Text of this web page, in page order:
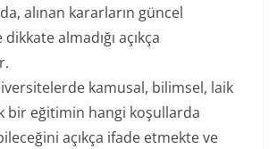
alınan kararların güncel
almadığı açıkça
kamusal, bilimsel, laik
bir eğitimin hangi koşullarda
açıkça ifade etmekte ve